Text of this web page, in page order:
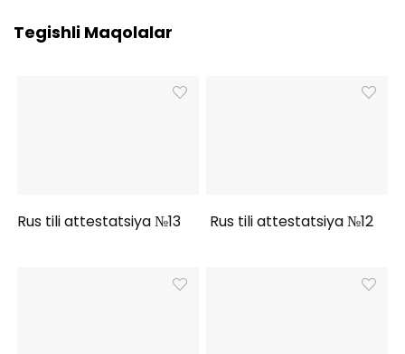
Tegishli Maqolalar
Rus tili attestatsiya №13 Rus tili attestatsiya №12